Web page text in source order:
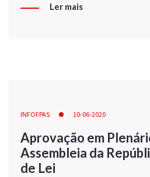
Ler mais
INFOFPAS 10-06-2020
Aprovação em
Assembleia da
de Lei